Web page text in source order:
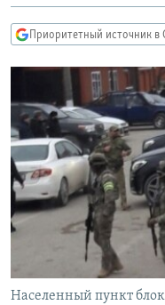
навигации
Вернутся
IDEL.РЕАЛИИ
КАВКАЗ.РЕАЛИИ
СЕВЕР.РЕАЛИИ
СИБИРЬ.РЕАЛИИ
РАСПИСАНИЕ
ПОДПИШИТЕСЬ НА
СОЦИАЛЬНЫЕ СЕТИ
Приоритетный источник в
Населенный пункт